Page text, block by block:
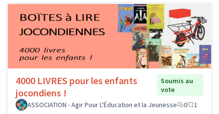
4000 LIVRES pour les enfants
jocondiens !
Soumis au
vote
ASSOCIATION - Agir Pour L'Éducation et la Jeunesse
0 1